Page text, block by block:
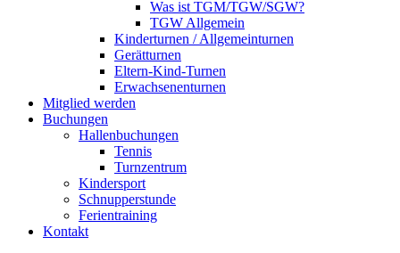
Was ist TGM/TGW/SGW?
TGW Allgemein
Kinderturnen / Allgemeinturnen
Gerätturnen
Eltern-Kind-Turnen
Erwachsenenturnen
Mitglied werden
Buchungen
Hallenbuchungen
Tennis
Turnzentrum
Kindersport
Schnupperstunde
Ferientraining
Kontakt